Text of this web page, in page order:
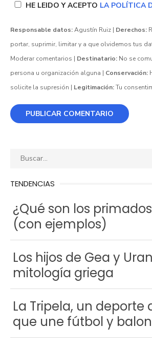
HE LEIDO Y ACEPTO LA POLÍTICA
Responsable datos:Agustín Ruiz | Derechos:
portar, suprimir, limitar y a que olvidemos tus
Moderar comentarios | Destinatario: No se
persona u organización alguna | Conservación:
solicite la supresión | Legitimación:Tu
Buscar:
TENDENCIAS
¿Qué son los
(con ejemplos)
Los hijos de Gea y
mitología griega
La Tripela, un deporte
que une fútbol y